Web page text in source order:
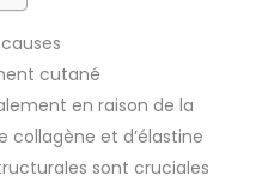
cutané
en raison de la
et d’élastine
sont cruciales